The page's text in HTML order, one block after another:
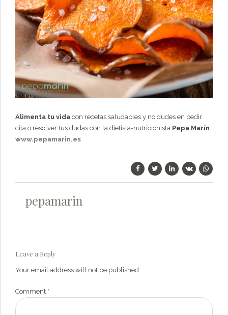
Alimenta tu vida con recetas saludables y no dudes en pedir
cita o resolver tus dudas con la dietista-nutricionista Pepa Marín.
www.pepamarin.es
pepamarin
Leave a Reply
Your email address will not be published.
Comment *